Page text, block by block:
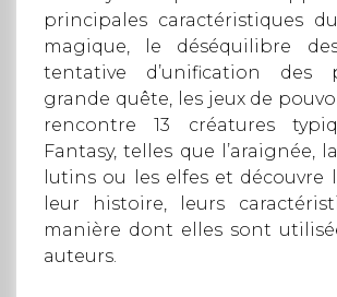
principales caractéristiques
magique, le déséquilibre
tentative d’unification des
grande quête, les jeux de
rencontre 13 créatures
Fantasy, telles que l’araignée,
lutins ou les elfes et découvre
leur histoire, leurs
manière dont elles sont
auteurs.